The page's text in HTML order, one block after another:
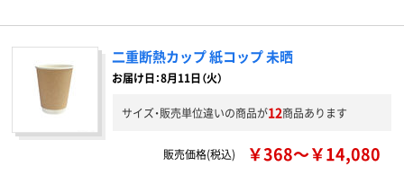
二重断熱カップ 紙コップ 未晒
お届け日：8月11日（火）
サイズ・販売単位違いの商品が12商品あります
販売価格(税込) ￥368～￥14,080